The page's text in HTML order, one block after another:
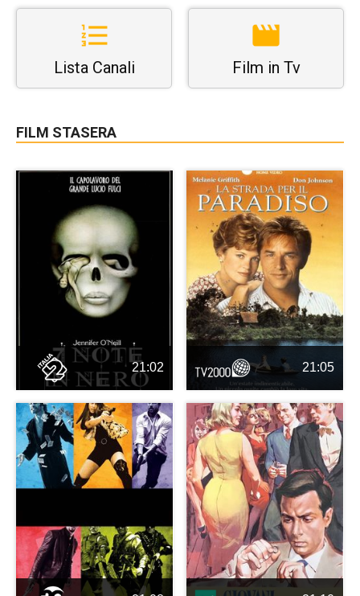
Lista Canali Film in Tv
FILM STASERA
21:02 21:05